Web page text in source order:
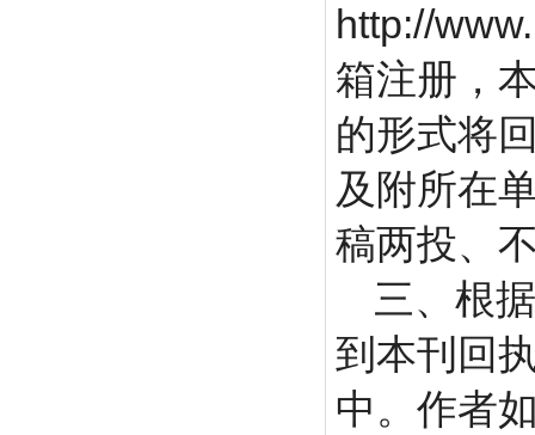
http://
箱注册，
的形式将
及附所在
稿两投、
三、根
到本刊回
中。作者